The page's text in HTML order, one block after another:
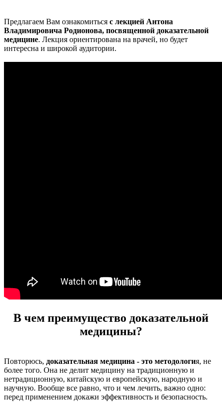
Предлагаем Вам ознакомиться с лекцией Антона
Владимировича Родионова, посвященной доказательной
медицине. Лекция ориентирована на врачей, но будет
интересна и широкой аудитории.
В чем преимущество доказательной
медицины?
Повторюсь, доказательная медицина - это методология, не
более того. Она не делит медицину на традиционную и
нетрадиционную, китайскую и европейскую, народную и
научную. Вообще все равно, что и чем лечить, важно одно:
перед применением докажи эффективность и безопасность.